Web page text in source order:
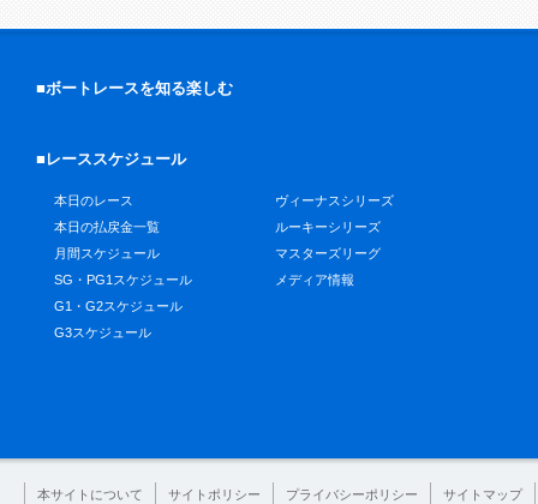
■ボートレースを知る楽しむ
■レーススケジュール
本日のレース
本日の払戻金一覧
月間スケジュール
SG・PG1スケジュール
G1・G2スケジュール
G3スケジュール
ヴィーナスシリーズ
ルーキーシリーズ
マスターズリーグ
メディア情報
本サイトについて サイトポリシー プライバシーポリシー サイトマップ